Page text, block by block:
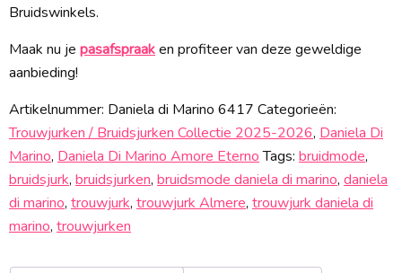
Bruidswinkels.
Maak nu je pasafspraaken profiteer van deze geweldige
aanbieding!
Artikelnummer: Daniela di Marino 6417 Categorieën:
Trouwjurken / Bruidsjurken Collectie 2025-2026, Daniela Di
Marino, Daniela Di Marino Amore Eterno Tags: bruidmode,
bruidsjurk, bruidsjurken, bruidsmode daniela di marino, daniela
di marino, trouwjurk, trouwjurk Almere, trouwjurk daniela di
marino, trouwjurken